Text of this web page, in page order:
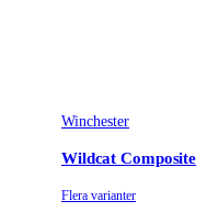
Winchester
Wildcat Composite
Flera varianter